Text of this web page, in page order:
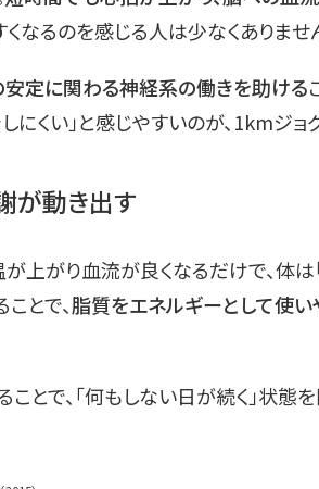
なるのを感じる人は少なくありませ
定に関わる神経系の働きを助ける
にくい」と感じやすいのが、1kmジョ
が動き出す
が上がり血流が良くなるだけで、体は
とで、脂質をエネルギーとして使い
とで、「何もしない日が続く」状態